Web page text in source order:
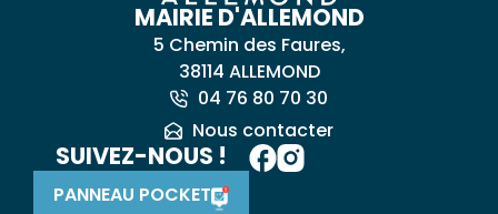
MAIRIE D'ALLEMOND
5 Chemin des Faures,
38114 ALLEMOND
04 76 80 70 30
Nous contacter
SUIVEZ-NOUS !
PANNEAU POCKET